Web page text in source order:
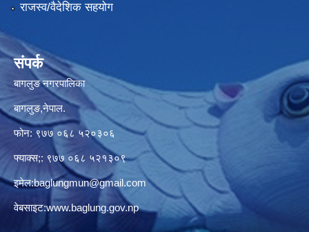
राजस्व/वैदेशिक सहयोग
संपर्क
बागलुङ नगरपालिका
बागलुङ,नेपाल.
फोन: ९७७ ०६८ ५२०३०६
फ्याक्स;: ९७७ ०६८ ५२१३०९
इमेल:baglungmun@gmail.com
वेबसाइट:www.baglung.gov.np